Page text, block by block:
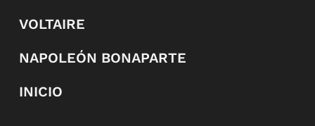
VOLTAIRE
NAPOLEÓN BONAPARTE
INICIO